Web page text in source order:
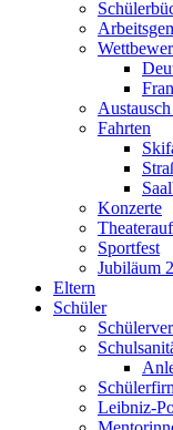
Fahrten
Konzerte
Sportfest
Jubiläum
Eltern
Schüler
Leibniz-